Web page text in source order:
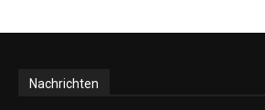
Nachrichten